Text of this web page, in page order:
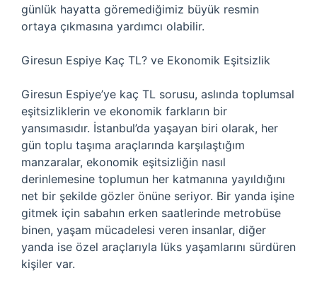
günlük hayatta göremediğimiz büyük resmin
ortaya çıkmasına yardımcı olabilir.
Giresun Espiye Kaç TL? ve Ekonomik Eşitsizlik
Giresun Espiye’ye kaç TL sorusu, aslında toplumsal
eşitsizliklerin ve ekonomik farkların bir
yansımasıdır. İstanbul’da yaşayan biri olarak, her
gün toplu taşıma araçlarında karşılaştığım
manzaralar, ekonomik eşitsizliğin nasıl
derinlemesine toplumun her katmanına yayıldığını
net bir şekilde gözler önüne seriyor. Bir yanda işine
gitmek için sabahın erken saatlerinde metrobüse
binen, yaşam mücadelesi veren insanlar, diğer
yanda ise özel araçlarıyla lüks yaşamlarını sürdüren
kişiler var.